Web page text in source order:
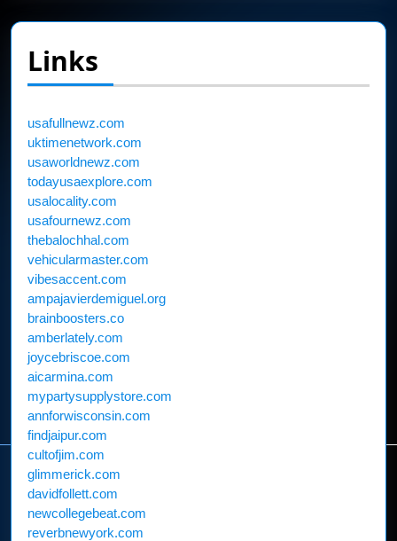
Links
usafullnewz.com
uktimenetwork.com
usaworldnewz.com
todayusaexplore.com
usalocality.com
usafournewz.com
thebalochhal.com
vehicularmaster.com
vibesaccent.com
ampajavierdemiguel.org
brainboosters.co
amberlately.com
joycebriscoe.com
aicarmina.com
mypartysupplystore.com
annforwisconsin.com
findjaipur.com
cultofjim.com
glimmerick.com
davidfollett.com
newcollegebeat.com
reverbnewyork.com